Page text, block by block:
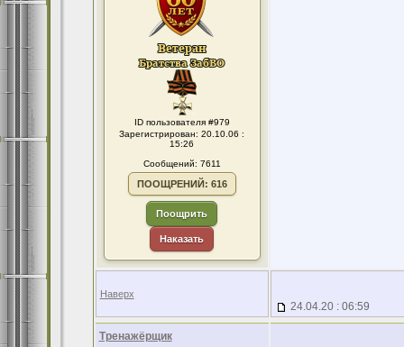
ID пользователя #979
Зарегистрирован: 20.10.06 :
15:26
Сообщений: 7611
ПООЩРЕНИЙ: 616
Поощрить
Наказать
Наверх
24.04.20 : 06:59
Тренажёрщик